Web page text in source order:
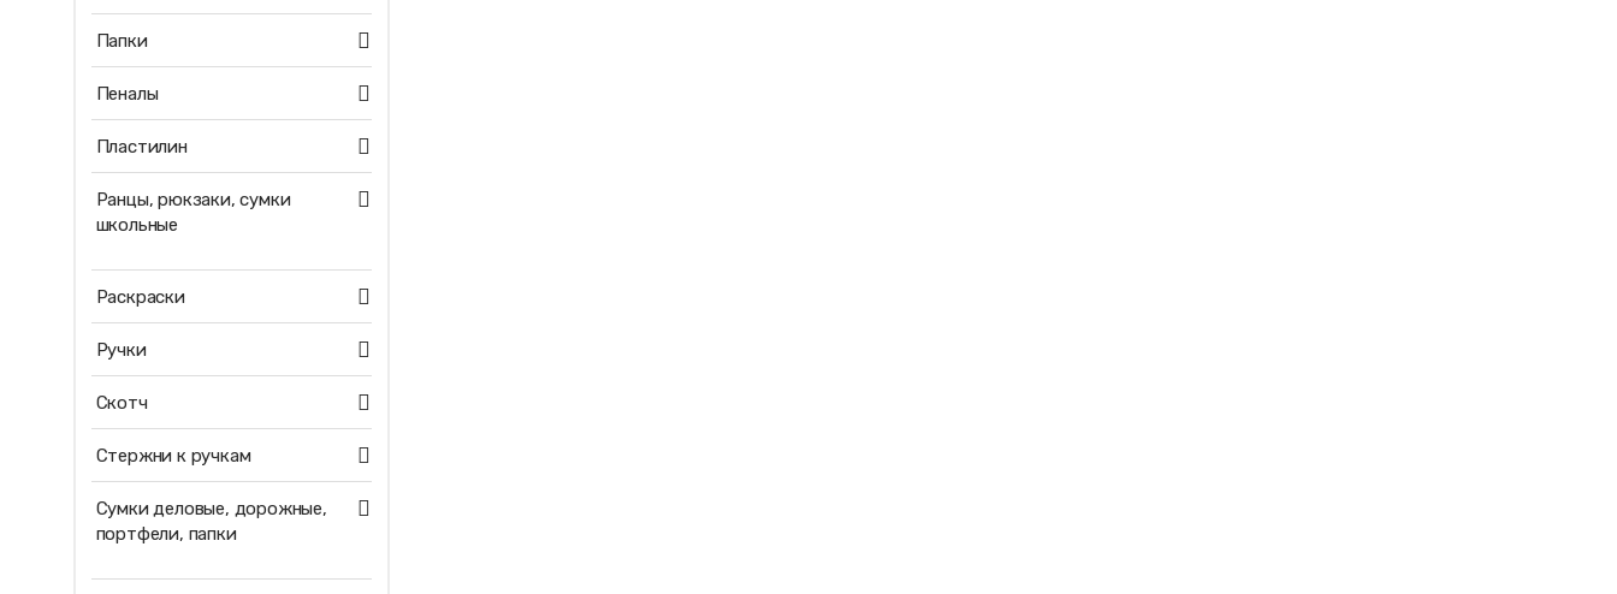
Папки
Пеналы
Пластилин
Ранцы, рюкзаки, сумки
школьные
Раскраски
Ручки
Скотч
Стержни к ручкам
Сумки деловые, дорожные,
портфели, папки